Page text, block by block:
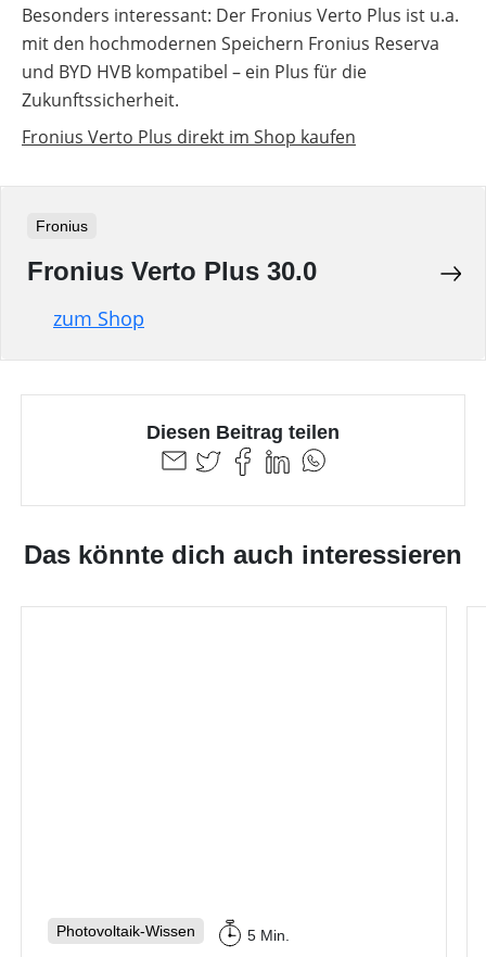
Besonders interessant: Der Fronius Verto Plus ist u.a.
mit den hochmodernen Speichern Fronius Reserva
und BYD HVB kompatibel – ein Plus für die
Zukunftssicherheit.
Fronius Verto Plus direkt im Shop kaufen
Fronius
Fronius Verto Plus 30.0
zum Shop
Diesen Beitrag teilen
Das könnte dich auch interessieren
Photovoltaik-Wissen 5 Min.